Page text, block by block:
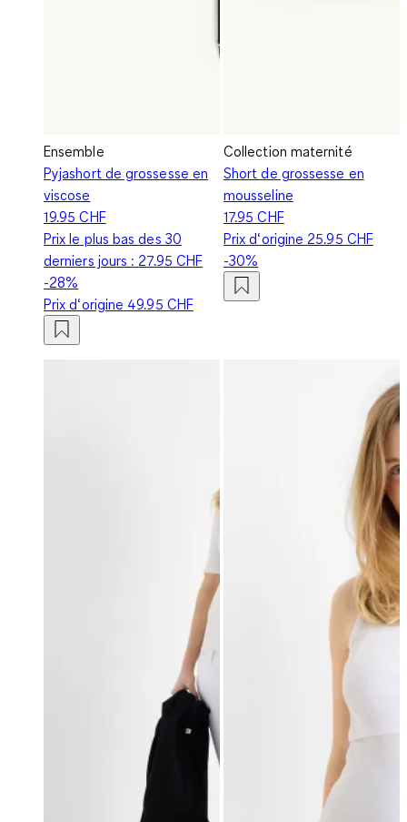
Ensemble
Pyjashort de grossesse en
viscose
19.95 CHF
Prix le plus bas des 30
derniers jours : 27.95 CHF
-28%
Prix d‘origine 49.95 CHF
Collection maternité
Short de grossesse en
mousseline
17.95 CHF
Prix d‘origine 25.95 CHF
-30%